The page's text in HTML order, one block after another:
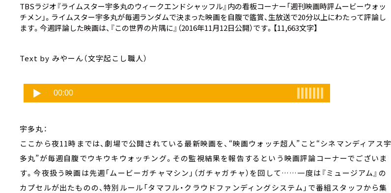
TBSラジオ『ライムスター宇多丸のウィークエンドシャッフル』内の看板コーナー「週刊映画時評ムービーウォッ
チメン」。ライムスター宇多丸が毎週ランダムで決まった映画を自腹で鑑賞、生放送で20分以上にわたって評論し
ます。今週評論した映画は、 『この世界の片隅に』 （2016年11月12日公開）です。【11,663文字】
Text by みやーん（文字起こし職人）
宇多丸：
ここから夜11時までは、劇場で公開されている最新映画を、“映画ウォッチ超人”こと“シネマンディアス宇
多丸”が毎週自腹でウキウキウォッチング。その監視結果を報告するという映画評論コーナーでございま
す。今夜扱う映画は先週「ムービーガチャマシン」（ガチャガチャ）を回して……一度は『ミュージアム』の
カプセルが出たものの、特別ルール「タマフル・クラウドファンディングシステム」で番組スタッフから集